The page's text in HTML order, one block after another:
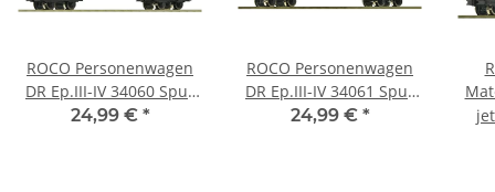
ROCO Personenwagen
DR Ep.III-IV 34060 Spur
H0e
24,99 € *
ROCO Personenwagen
DR Ep.III-IV 34061 Spur
H0e
24,99 € *